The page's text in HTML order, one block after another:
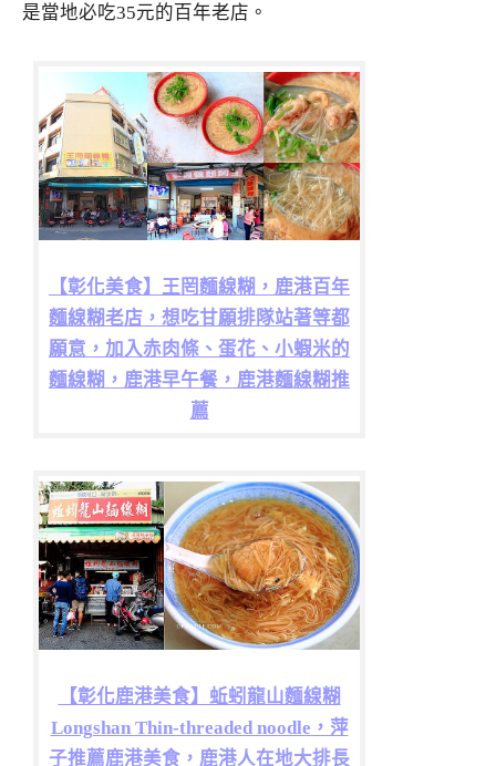
是當地必吃35元的百年老店。
【彰化美食】王罔麵線糊，鹿港百年
麵線糊老店，想吃甘願排隊站著等都
願意，加入赤肉條、蛋花、小蝦米的
麵線糊，鹿港早午餐，鹿港麵線糊推
薦
【彰化鹿港美食】蚯蚓龍山麵線糊
Longshan Thin-threaded noodle，萍
子推薦鹿港美食，鹿港人在地大排長